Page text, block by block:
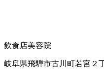
飲食店美容院
岐阜県飛騨市古川町若宮２